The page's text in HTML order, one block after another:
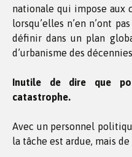
nationale qui impose
lorsqu’elles n’en n’ont
définir dans un plan
d’urbanisme des
Inutile de dire que
catastrophe.
Avec un personnel
la tâche est ardue, mais